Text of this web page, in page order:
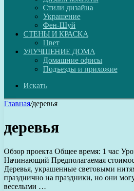
Стили дизайна
Украшение
Фен-Шуй
СТЕНЫ И КРАСКА
Цвет
УЛУЧШЕНИЕ ДОМА
Домашние офисы
Подъезды и прихожие
Искать
Главная/деревья
деревья
Обзор проекта Общее время: 1 час
Начинающий Предполагаемая
Деревья, украшенные световыми
празднично на праздники, но они
веселыми …